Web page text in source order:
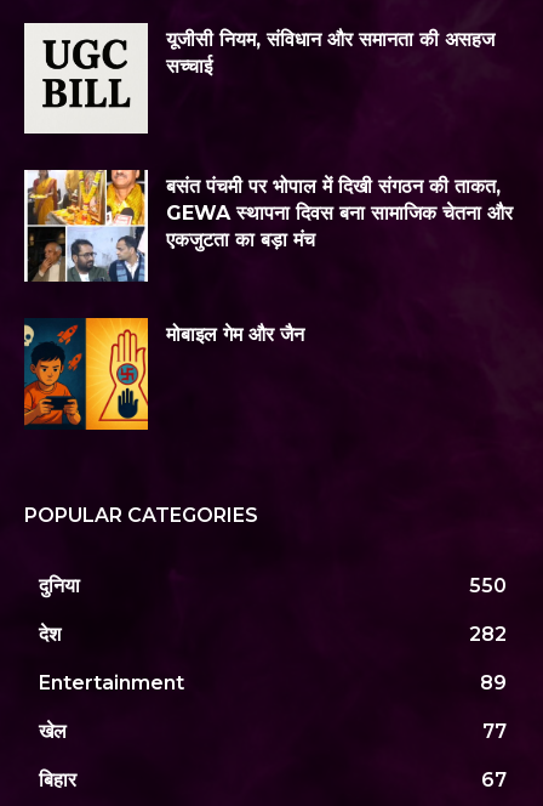
यूजीसी नियम, संविधान और समानता की असहज
सच्चाई
बसंत पंचमी पर भोपाल में दिखी संगठन की ताकत,
GEWA स्थापना दिवस बना सामाजिक चेतना और
एकजुटता का बड़ा मंच
मोबाइल गेम और जैन
POPULAR CATEGORIES
दुनिया 550
देश 282
Entertainment 89
खेल 77
बिहार 67